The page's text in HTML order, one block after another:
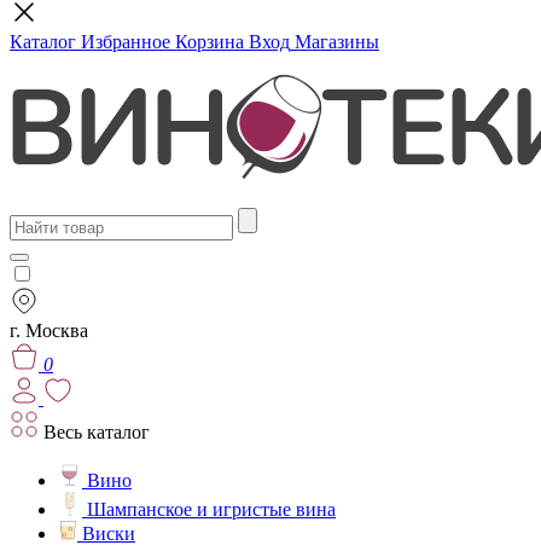
Каталог Избранное Корзина Вход Магазины
г. Москва
0
Весь каталог
Вино
Шампанское и игристые вина
Виски